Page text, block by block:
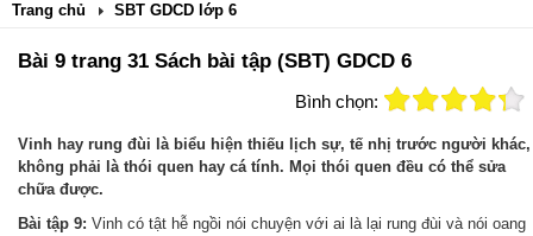
Trang chủ SBT GDCD lớp 6
Bài 9 trang 31 Sách bài tập (SBT) GDCD 6
Bình chọn:
Vinh hay rung đùi là biểu hiện thiếu lịch sự, tế nhị trước người khác,
không phải là thói quen hay cá tính. Mọi thói quen đều có thể sửa
chữa được.
Bài tập 9: Vinh có tật hễ ngồi nói chuyện với ai là lại rung đùi và nói oang